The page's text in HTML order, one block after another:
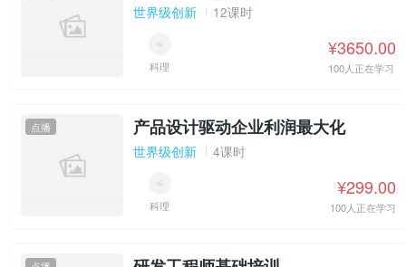
世界级创新 12课时
科理
¥3650.00
100人正在学习
点播 产品设计驱动企业利润最大化
世界级创新 4课时
科理
¥299.00
100人正在学习